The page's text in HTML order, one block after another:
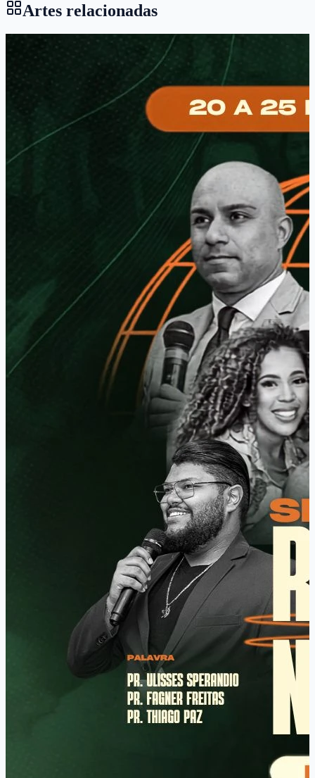
Artes relacionadas